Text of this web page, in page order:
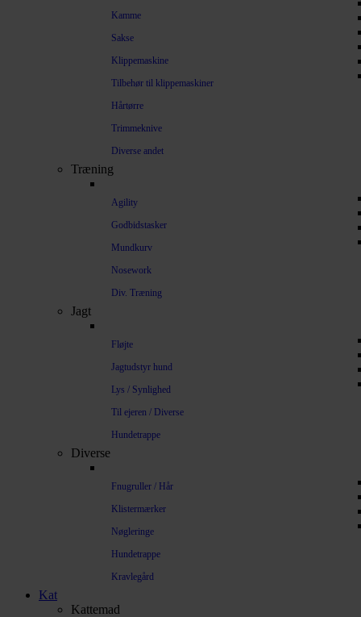
Kamme
Sakse
Klippemaskine
Tilbehør til klippemaskiner
Hårtørre
Trimmeknive
Diverse andet
Træning
Agility
Godbidstasker
Mundkurv
Nosework
Div. Træning
Jagt
Fløjte
Jagtudstyr hund
Lys / Synlighed
Til ejeren / Diverse
Hundetrappe
Diverse
Fnugruller / Hår
Klistermærker
Nøgleringe
Hundetrappe
Kravlegård
Kat
Kattemad